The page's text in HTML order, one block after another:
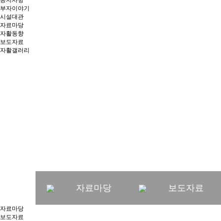
부자이야기
시설대관
자료마당
자활동향
보도자료
자활갤러리
자료마당 보도자료
자료마당
보도자료